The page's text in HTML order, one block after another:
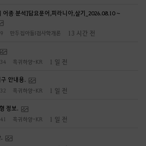
어종 분석]담요문어,피라니아,살기_2026.08.10 ~
만두집아들I검사학개론 13 시간 전
흑귀하양-KR 1 일 전
안내용.
흑귀하양-KR 1 일 전
정보.
흑귀하양-KR 1 일 전